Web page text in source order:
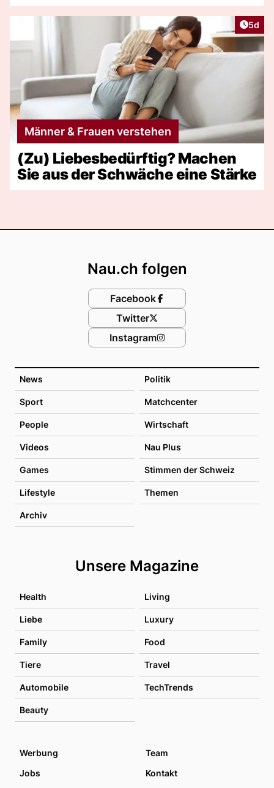
5d
Männer & Frauen verstehen
(Zu) Liebesbedürftig? Machen
Sie aus der Schwäche eine Stärke
News Politik
Sport Matchcenter
People Wirtschaft
Videos Nau Plus
Games Stimmen der Schweiz
Lifestyle Themen
Archiv
Unsere Magazine
Health Living
Liebe Luxury
Family Food
Tiere Travel
Automobile TechTrends
Beauty
Nau.ch folgen
Facebook
Twitter
Instagram
Werbung
Team
Jobs
Kontakt